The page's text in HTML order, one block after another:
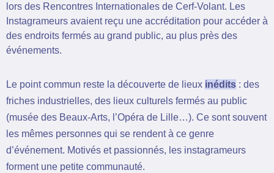
lors des Rencontres Internationales de Cerf-Volant. Les
Instagrameurs avaient reçu une accréditation pour accéder à
des endroits fermés au grand public, au plus près des
événements.
Le point commun reste la découverte de lieux inédits : des
friches industrielles, des lieux culturels fermés au public
(musée des Beaux-Arts, l’Opéra de Lille…). Ce sont souvent
les mêmes personnes qui se rendent à ce genre
d’événement. Motivés et passionnés, les instagrameurs
forment une petite communauté.